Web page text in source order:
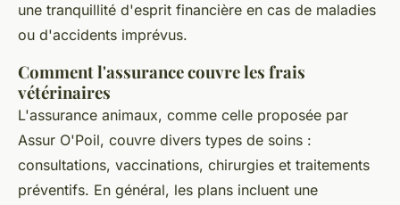
une tranquillité d'esprit financière en cas de maladies
ou d'accidents imprévus.
Comment l'assurance couvre les frais
vétérinaires
L'assurance animaux, comme celle proposée par
Assur O'Poil, couvre divers types de soins :
consultations, vaccinations, chirurgies et traitements
préventifs. En général, les plans incluent une